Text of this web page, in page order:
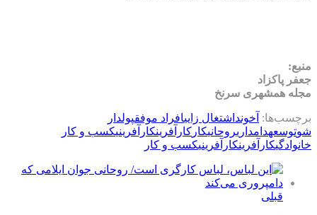
منبع:
جعفر پاکزاد
مجله همشهری سرنخ
برچسب‌ها: آخوند اشتغال زاییافراد موفقپولدار
شوتوسعهدامداریروحانيكار كارآفرينكارآفرينيكسب و كار
خانوادگيکارآفرینکارآفرینیکسب و کار
قبلی